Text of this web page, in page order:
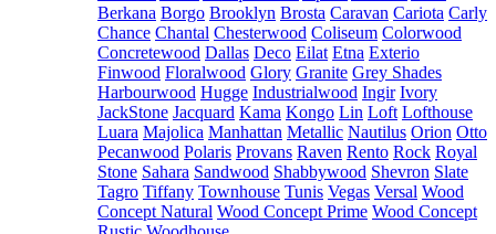
Berkana Borgo Brooklyn Brosta Caravan Cariota Carly
Chance Chantal Chesterwood Coliseum Colorwood
Concretewood Dallas Deco Eilat Etna Exterio
Finwood Floralwood Glory Granite Grey Shades
Harbourwood Hugge Industrialwood Ingir Ivory
JackStone Jacquard Kama Kongo Lin Loft Lofthouse
Luara Majolica Manhattan Metallic Nautilus Orion Otto
Pecanwood Polaris Provans Raven Rento Rock Royal
Stone Sahara Sandwood Shabbywood Shevron Slate
Tagro Tiffany Townhouse Tunis Vegas Versal Wood
Concept Natural Wood Concept Prime Wood Concept